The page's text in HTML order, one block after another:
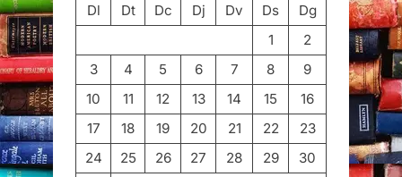
Dl
Dt Dc Dj Dv Ds
Dg
1
2
3
4 5 6 7 8
9
10
11 12 13 14 15
16
17
18 19 20 21 22
23
24
25 26 27 28 29
30